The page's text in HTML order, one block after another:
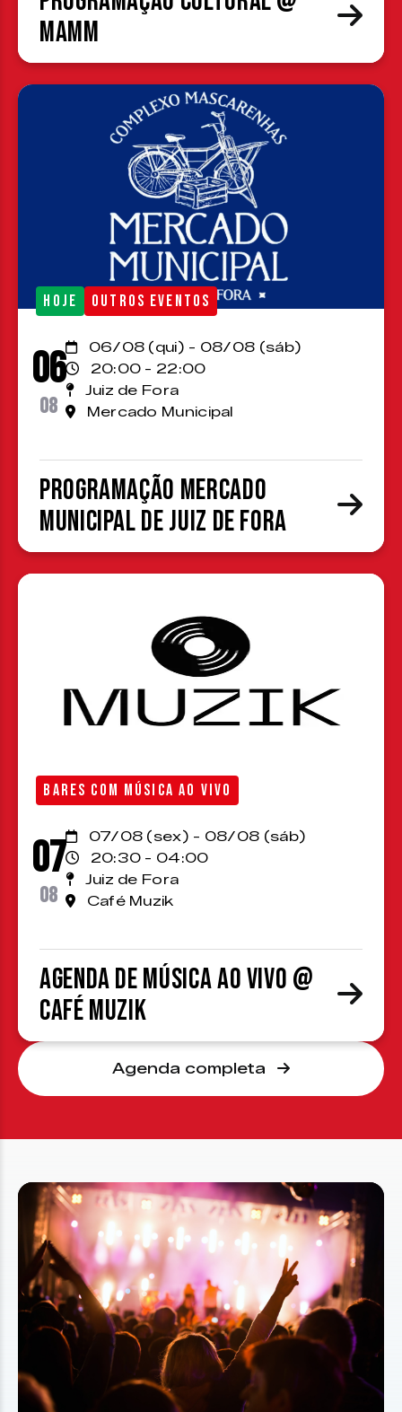
MAMM
HOJE OUTROS EVENTOS
06
08
06/08 (qui) - 08/08 (sáb)
20:00 - 22:00
Juiz de Fora
Mercado Municipal
Programação Mercado
Municipal de Juiz de Fora
BARES COM MÚSICA AO VIVO
07
08
07/08 (sex) - 08/08 (sáb)
20:30 - 04:00
Juiz de Fora
Café Muzik
Agenda de Música ao Vivo @
Café Muzik
Agenda completa